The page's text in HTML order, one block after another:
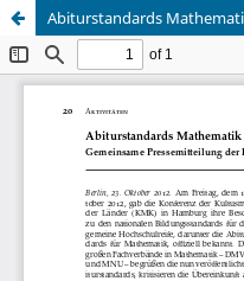
Abiturstandards